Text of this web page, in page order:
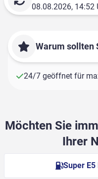
08.08.2026, 14:52
Warum sollten
24/7 geöffnet für
Möchten Sie
Ihrer
Super